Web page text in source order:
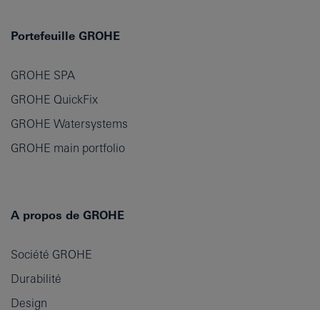
Portefeuille GROHE
GROHE SPA
GROHE QuickFix
GROHE Watersystems
GROHE main portfolio
A propos de GROHE
Société GROHE
Durabilité
Design